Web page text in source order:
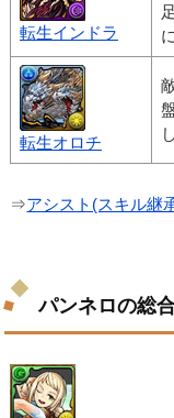
転生インドラ
転生オロチ
⇒アシスト(スキル継
パンネロの総